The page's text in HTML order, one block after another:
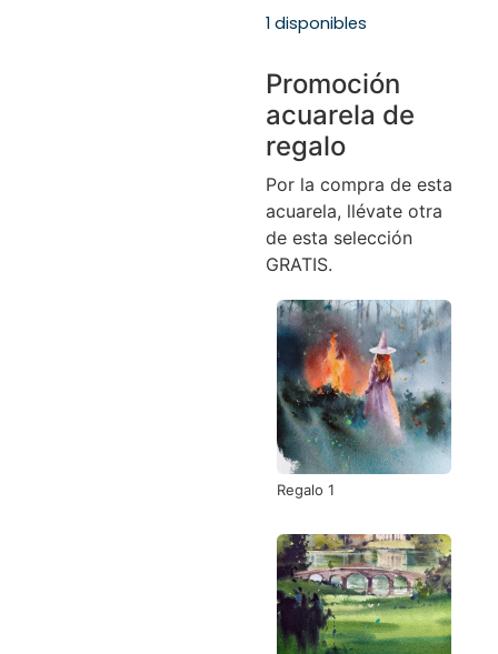
1 disponibles
Promoción
acuarela de
regalo
Por la compra de esta
acuarela, llévate otra
de esta selección
GRATIS.
Regalo 1